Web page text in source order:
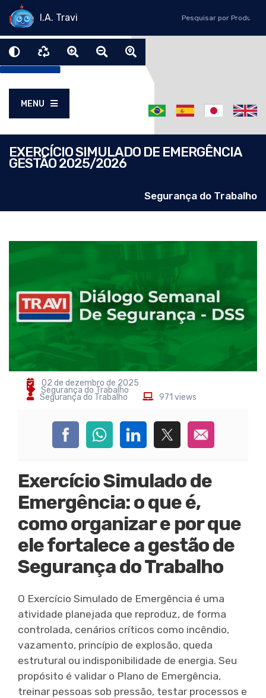
I.A. Travi
MENU
EXERCÍCIO SIMULADO DE EMERGÊNCIA
GESTÃO 2025/2026
Segurança do Trabalho
02 de dezembro de 2025
Segurança do Trabalho
Segurança do Trabalho 971 views
Exercício Simulado de
Emergência: o que é,
como organizar e por que
ele fortalece a gestão de
Segurança do Trabalho
O Exercício Simulado de Emergência é uma
atividade planejada que reproduz, de forma
controlada, cenários críticos como incêndio,
vazamento, princípio de explosão, queda
estrutural ou indisponibilidade de energia. Seu
propósito é validar o Plano de Emergência,
treinar pessoas sob pressão, testar processos e